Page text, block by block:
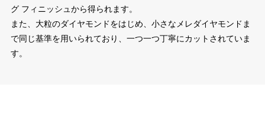
グ フィニッシュから得られます。
また、大粒のダイヤモンドをはじめ、小さなメレダイヤモンドま
で同じ基準を用いられており、一つ一つ丁寧にカットされていま
す。